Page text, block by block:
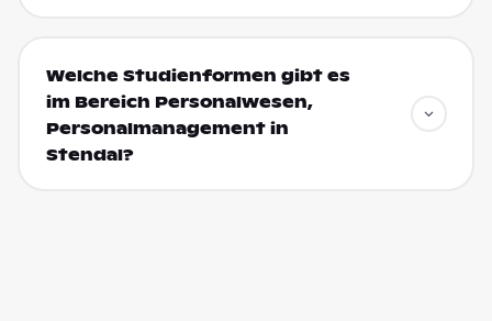
Welche Studienformen gibt es
im Bereich Personalwesen,
Personalmanagement in
Stendal?